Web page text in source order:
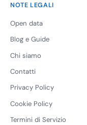
NOTE LEGALI
Open data
Blog e Guide
Chi siamo
Contatti
Privacy Policy
Cookie Policy
Termini di Servizio